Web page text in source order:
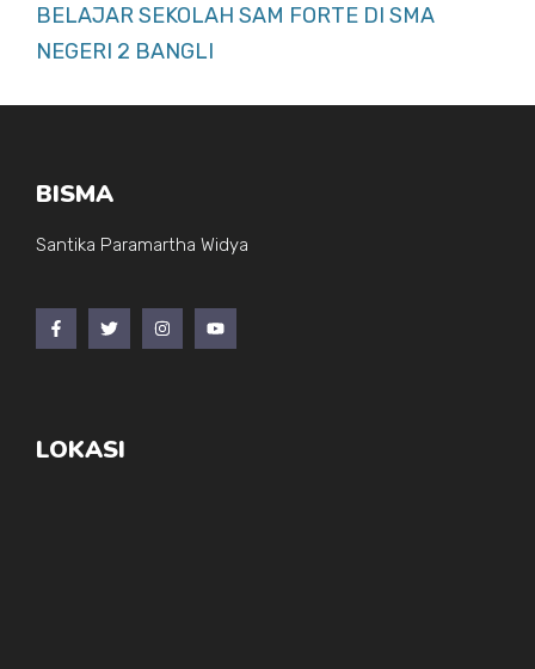
BELAJAR SEKOLAH SAM FORTE DI SMA
NEGERI 2 BANGLI
BISMA
Santika Paramartha Widya
LOKASI